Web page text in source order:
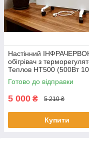
Настінний
обігрівач з
Теплов НТ500 (500Вт
Готово до відправки
5 000 ₴ 5 210 ₴
Купити